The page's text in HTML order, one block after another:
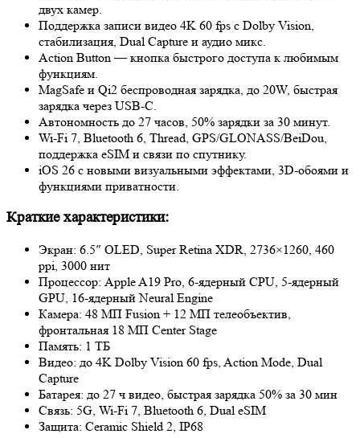
двух камер.
Поддержка записи видео 4K 60 fps с Dolby Vision,
стабилизация, Dual Capture и аудио микс.
Action Button — кнопка быстрого доступа к любимым
функциям.
MagSafe и Qi2 беспроводная зарядка, до 20W, быстрая
зарядка через USB‑C.
Автономность до 27 часов, 50% зарядки за 30 минут.
Wi-Fi 7, Bluetooth 6, Thread, GPS/GLONASS/BeiDou,
поддержка eSIM и связи по спутнику.
iOS 26 с новыми визуальными эффектами, 3D-обоями и
функциями приватности.
Краткие характеристики:
Экран: 6.5″ OLED, Super Retina XDR, 2736×1260, 460
ppi, 3000 нит
Процессор: Apple A19 Pro, 6‑ядерный CPU, 5‑ядерный
GPU, 16‑ядерный Neural Engine
Камера: 48 МП Fusion + 12 МП телеобъектив,
фронтальная 18 МП Center Stage
Память: 1 ТБ
Видео: до 4K Dolby Vision 60 fps, Action Mode, Dual
Capture
Батарея: до 27 ч видео, быстрая зарядка 50% за 30 мин
Связь: 5G, Wi‑Fi 7, Bluetooth 6, Dual eSIM
Защита: Ceramic Shield 2, IP68